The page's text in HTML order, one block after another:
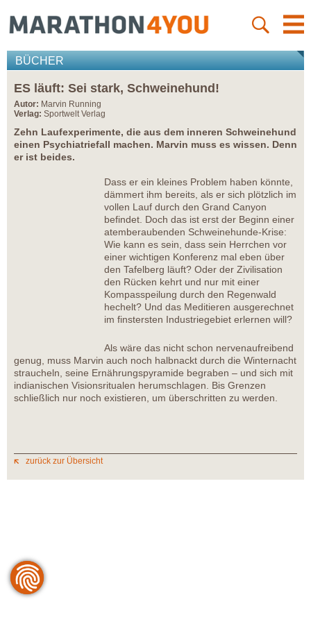
BÜCHER
ES läuft: Sei stark, Schweinehund!
Autor: Marvin Running
Verlag: Sportwelt Verlag
Zehn Laufexperimente, die aus dem inneren Schweinehund
einen Psychiatriefall machen. Marvin muss es wissen. Denn
er ist beides.
Dass er ein kleines Problem haben könnte,
dämmert ihm bereits, als er sich plötzlich im
vollen Lauf durch den Grand Canyon
befindet. Doch das ist erst der Beginn einer
atemberaubenden Schweinehunde-Krise:
Wie kann es sein, dass sein Herrchen vor
einer wichtigen Konferenz mal eben über
den Tafelberg läuft? Oder der Zivilisation
den Rücken kehrt und nur mit einer
Kompasspeilung durch den Regenwald
hechelt? Und das Meditieren ausgerechnet
im finstersten Industriegebiet erlernen will?
Als wäre das nicht schon nervenaufreibend
genug, muss Marvin auch noch halbnackt durch die Winternacht
straucheln, seine Ernährungspyramide begraben – und sich mit
indianischen Visionsritualen herumschlagen. Bis Grenzen
schließlich nur noch existieren, um überschritten zu werden.
zurück zur Übersicht